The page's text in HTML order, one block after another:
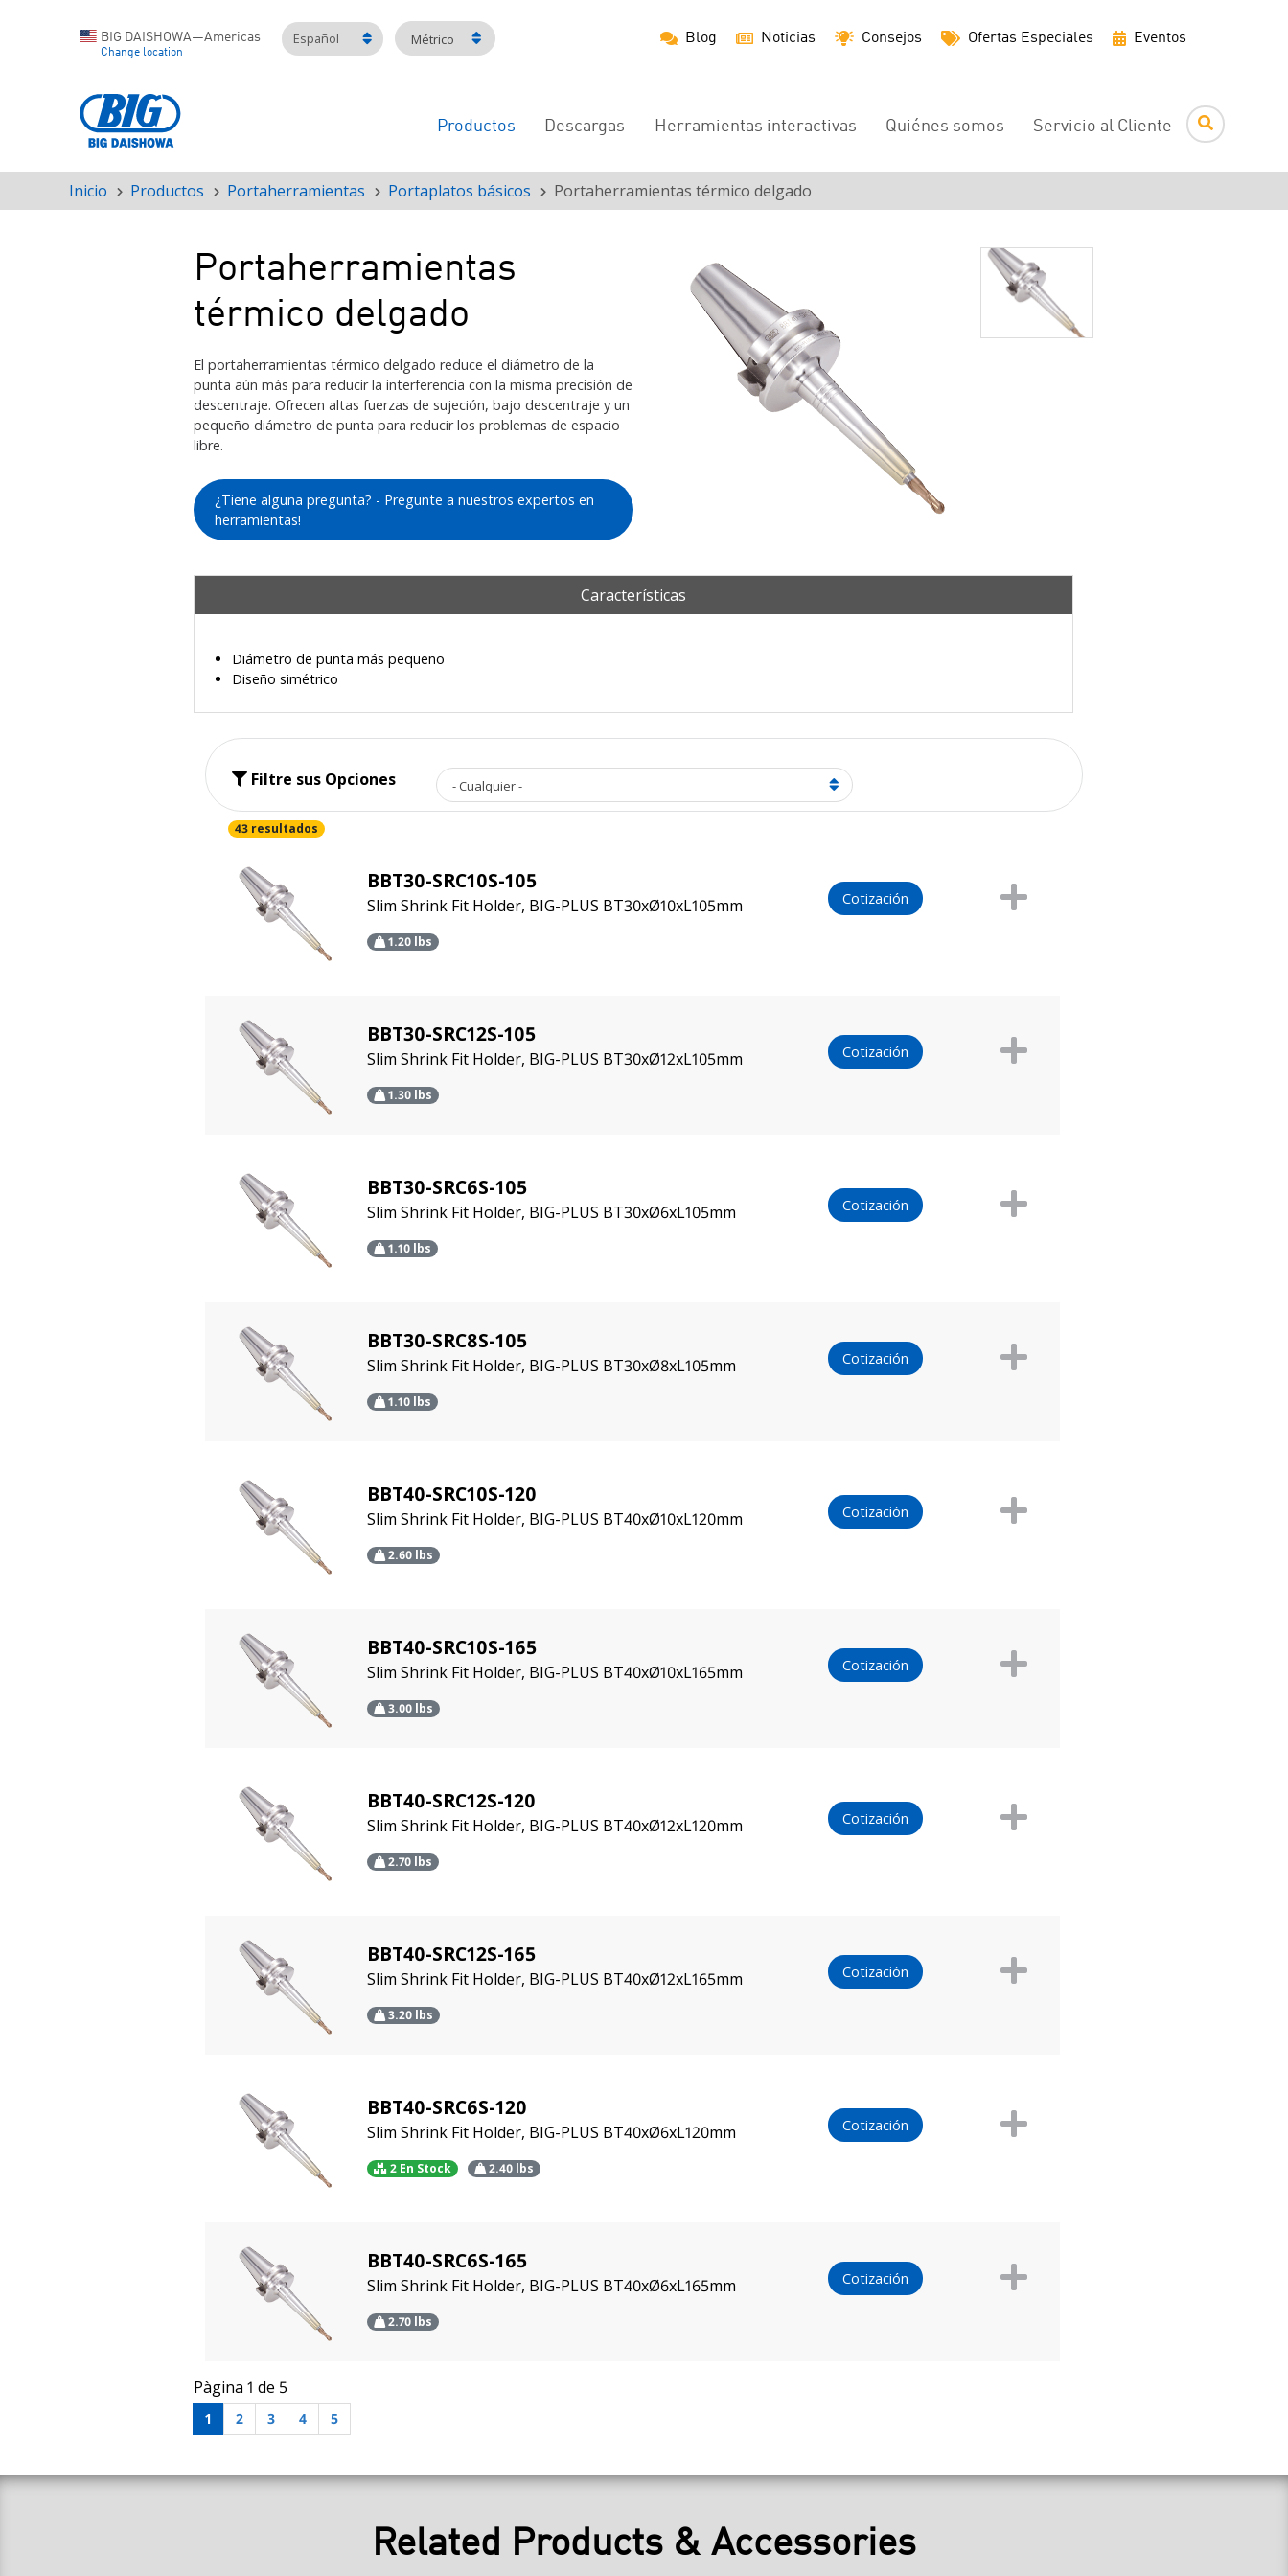
BIG DAISHOWA—Americas
Change location
Español Métrico Blog Noticias Consejos Ofertas Especiales Eventos
Navegación
Productos Descargas Herramientas interactivas Quiénes somos Servicio al Cliente
Ruta
de
Inicio Productos Portaherramientas Portaplatos básicos Portaherramientas térmico delgado
Portaherramientas
térmico delgado
El portaherramientas térmico delgado reduce el diámetro de la
punta aún más para reducir la interferencia con la misma precisión de
descentraje. Ofrecen altas fuerzas de sujeción, bajo descentraje y un
pequeño diámetro de punta para reducir los problemas de espacio
libre.
¿Tiene alguna pregunta? - Pregunte a nuestros expertos en
herramientas!
Características
Diámetro de punta más pequeño
Diseño simétrico
Filtre sus Opciones - Cualquier -
43 resultados
BBT30-SRC10S-105
Slim Shrink Fit Holder, BIG-PLUS BT30xØ10xL105mm
1.20lbs
Cotización
BBT30-SRC12S-105
Slim Shrink Fit Holder, BIG-PLUS BT30xØ12xL105mm
1.30lbs
Cotización
BBT30-SRC6S-105
Slim Shrink Fit Holder, BIG-PLUS BT30xØ6xL105mm
1.10lbs
Cotización
BBT30-SRC8S-105
Slim Shrink Fit Holder, BIG-PLUS BT30xØ8xL105mm
1.10lbs
Cotización
BBT40-SRC10S-120
Slim Shrink Fit Holder, BIG-PLUS BT40xØ10xL120mm
2.60lbs
Cotización
BBT40-SRC10S-165
Slim Shrink Fit Holder, BIG-PLUS BT40xØ10xL165mm
3.00lbs
Cotización
BBT40-SRC12S-120
Slim Shrink Fit Holder, BIG-PLUS BT40xØ12xL120mm
2.70lbs
Cotización
BBT40-SRC12S-165
Slim Shrink Fit Holder, BIG-PLUS BT40xØ12xL165mm
3.20lbs
Cotización
BBT40-SRC6S-120
Slim Shrink Fit Holder, BIG-PLUS BT40xØ6xL120mm
2 En Stock 2.40 lbs
Cotización
BBT40-SRC6S-165
Slim Shrink Fit Holder, BIG-PLUS BT40xØ6xL165mm
2.70lbs
Cotización
Pàgina 1 de 5
1 2 3 4 5
Related Products & Accessories